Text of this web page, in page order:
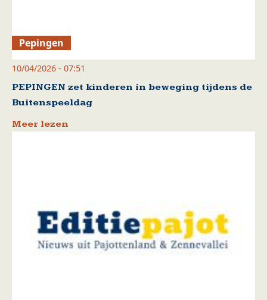
Pepingen
10/04/2026 - 07:51
PEPINGEN zet kinderen in beweging tijdens de
Buitenspeeldag
Meer lezen